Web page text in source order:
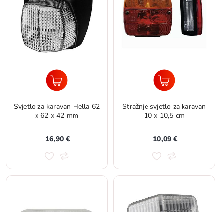
Svjetlo za karavan Hella 62
x 62 x 42 mm
16,90 €
Stražnje svjetlo za karavan
10 x 10,5 cm
10,09 €